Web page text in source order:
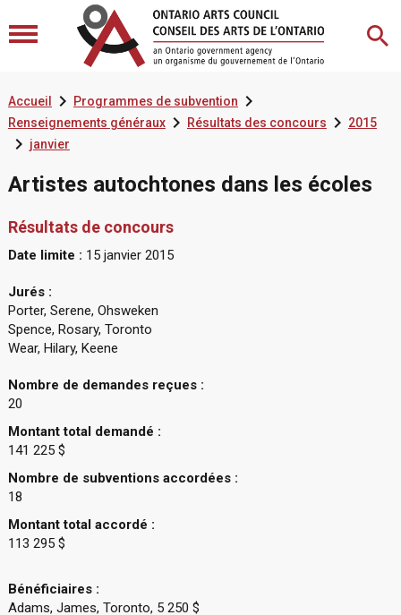
Accueil  Programmes de subvention
Renseignements généraux Résultats des concours 2015
janvier
Artistes autochtones dans les écoles
Résultats de concours
Date limite : 15 janvier 2015
Jurés :
Porter, Serene, Ohsweken
Spence, Rosary, Toronto
Wear, Hilary, Keene
Nombre de demandes reçues :
20
Montant total demandé :
141 225 $
Nombre de subventions accordées :
18
Montant total accordé :
113 295 $
Bénéficiaires :
Adams, James, Toronto, 5 250 $